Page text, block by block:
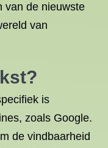
van de nieuwste
van
is
zoals Google.
de vindbaarheid